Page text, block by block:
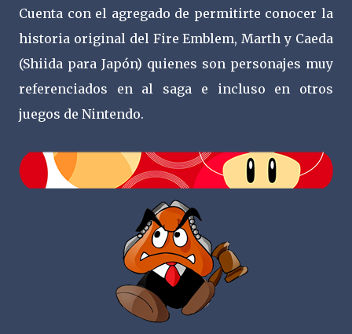
Cuenta con el agregado de permitirte conocer la
historia original del Fire Emblem, Marth y Caeda
(Shiida para Japón) quienes son personajes muy
referenciados en al saga e incluso en otros
juegos de Nintendo.